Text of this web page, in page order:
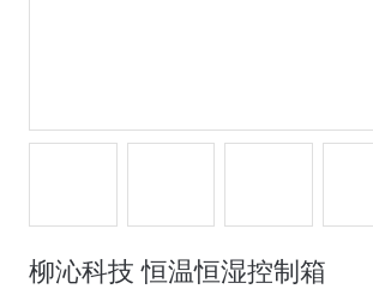
柳沁科技 恒温恒湿控制箱